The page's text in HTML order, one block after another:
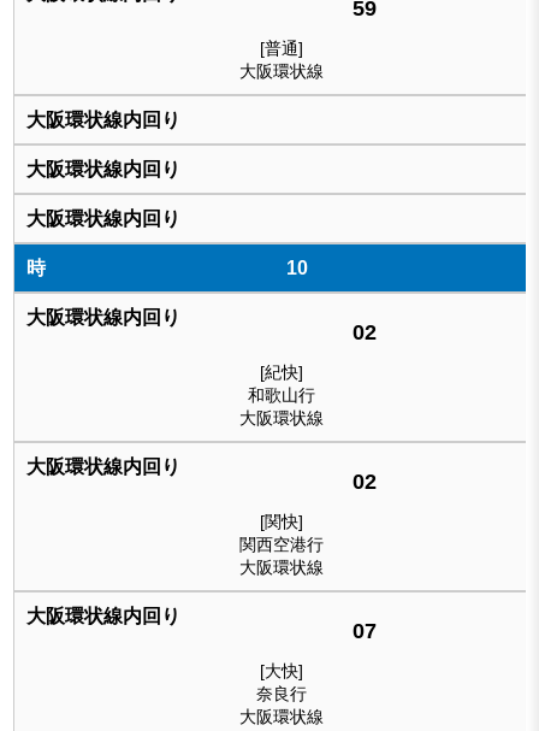
59
[普通]
大阪環状線
10
02
[紀快]
和歌山行
大阪環状線
02
[関快]
関西空港行
大阪環状線
07
[大快]
奈良行
大阪環状線